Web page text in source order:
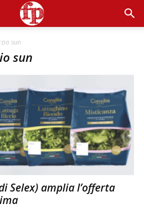
sun
sun
Selex) amplia l’offerta